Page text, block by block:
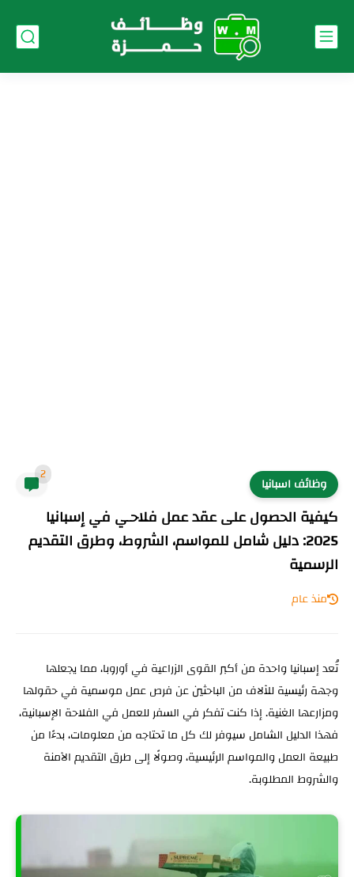
وظائف اسبانيا 2
كيفية الحصول على عقد عمل فلاحـي في إسبانيا
2025: دليل شامل للمواسم، الشروط، وطرق التقديم
الرسمية
منذ عام
تُعد إسبانيا واحدة من أكبر القوى الزراعية في أوروبا، مما يجعلها
وجهة رئيسية للآلاف من الباحثين عن فرص عمل موسمية في حقولها
ومزارعها الغنية. إذا كنت تفكر في السفر للعمل في الفلاحة الإسبانية،
فهذا الدليل الشامل سيوفر لك كل ما تحتاجه من معلومات، بدءًا من
طبيعة العمل والمواسم الرئيسية، وصولًا إلى طرق التقديم الآمنة
والشروط المطلوبة.